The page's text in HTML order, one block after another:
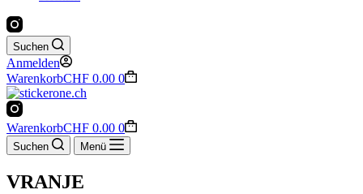
Suchen
Anmelden
WarenkorbCHF 0.00 0
WarenkorbCHF 0.00 0
Suchen Menü
VRANJE